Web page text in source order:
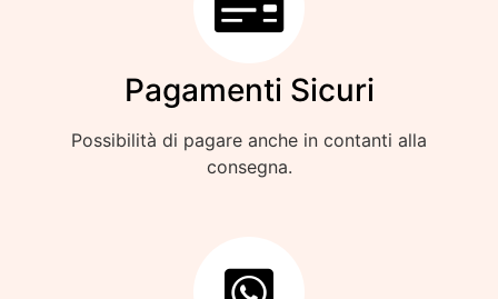
Pagamenti Sicuri
Possibilità di pagare anche in contanti alla
consegna.